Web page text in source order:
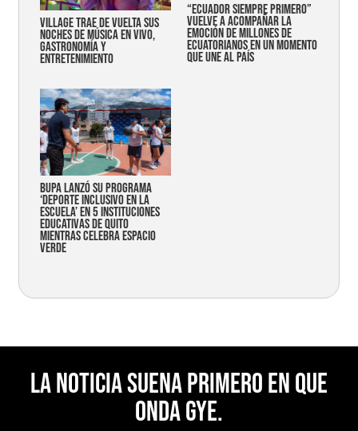
Village trae de vuelta sus
noches de música en vivo,
gastronomía y
entretenimiento
“Ecuador siempre primero”
vuelve a acompañar la
emoción de millones de
ecuatorianos en un momento
que une al país
Bupa lanzó su programa
‘Deporte Inclusivo en la
Escuela’ en 5 instituciones
educativas de Quito
mientras celebra espacio
verde
La noticia suena primero en Que
Onda Gye.